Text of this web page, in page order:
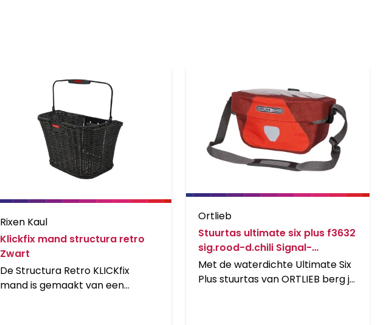
Rixen Kaul
Klickfix mand structura retro
Zwart
De Structura Retro KLICKfix
mand is gemaakt van een
Ortlieb
Stuurtas ultimate six plus f3632
sig.rood-d.chili Signal-
red/dark-chili
Met de waterdichte Ultimate Six
Plus stuurtas van ORTLIEB berg je